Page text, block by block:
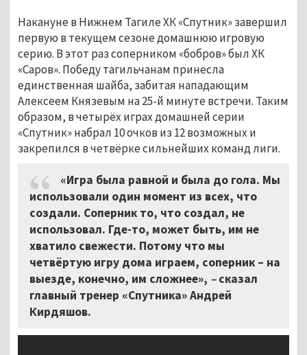
Накануне в Нижнем Тагиле ХК «Спутник» завершил
первую в текущем сезоне домашнюю игровую
серию. В этот раз соперником «бобров» был ХК
«Саров». Победу тагильчанам принесла
единственная шайба, забитая нападающим
Алексеем Князевым на 25-й минуте встречи. Таким
образом, в четырёх играх домашней серии
«Спутник» набрал 10 очков из 12 возможных и
закрепился в четвёрке сильнейших команд лиги.
«Игра была равной и была до гола. Мы
использовали один момент из всех, что
создали. Соперник то, что создал, не
использовал. Где-то, может быть, им не
хватило свежести. Потому что мы
четвёртую игру дома играем, соперник – на
выезде, конечно, им сложнее», –сказал
главный тренер «Спутника» Андрей
Кирдяшов.